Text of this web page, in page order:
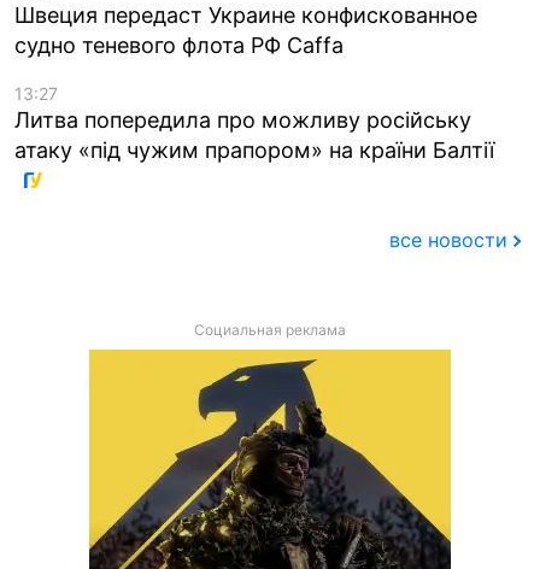
Швеция передаст Украине конфискованное
судно теневого флота РФ Caffa
13:27
Литва попередила про можливу російську
атаку «під чужим прапором» на країни Балтії
все новости
Социальная реклама